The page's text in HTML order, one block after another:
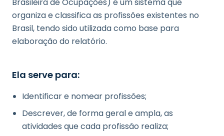
organiza e classifica as profissões existentes no
Brasil, tendo sido utilizada como base para
elaboração do relatório.
Ela serve para:
Identificar e nomear profissões;
Descrever, de forma geral e ampla, as
atividades que cada profissão realiza;